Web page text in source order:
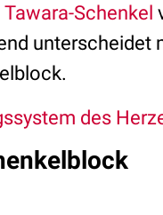
Tawara-Schenkel
unterscheidet
des